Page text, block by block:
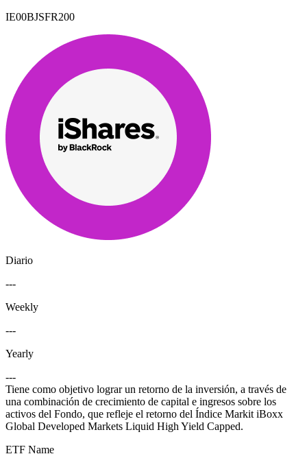
IE00BJSFR200
Diario
---
Weekly
---
Yearly
---
Tiene como objetivo lograr un retorno de la inversión, a través de
una combinación de crecimiento de capital e ingresos sobre los
activos del Fondo, que refleje el retorno del Índice Markit iBoxx
Global Developed Markets Liquid High Yield Capped.
ETF Name